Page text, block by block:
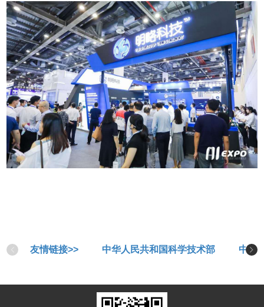
友情链接>> 中华人民共和国科学技术部 中华